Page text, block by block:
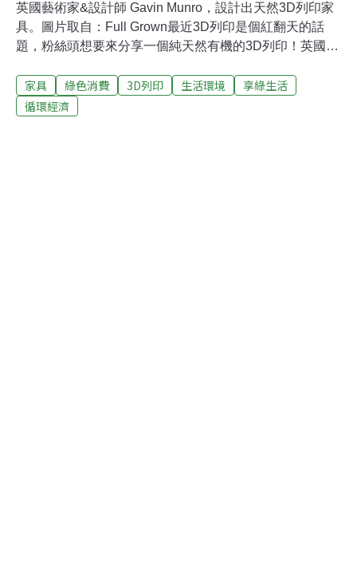
英國藝術家&設計師 Gavin Munro，設計出天然3D列印家
具。圖片取自：Full Grown最近3D列印是個紅翻天的話
題，粉絲頭想要來分享一個純天然有機的3D列印！英國藝
太過浪費材料（一張椅子需要一棵長了40~60年的樹砍下
來，削去不要的部分、裁切加工才能做成），決定用全新
家具 綠色消費 3D列印 生活環境
享綠生活
循環經濟